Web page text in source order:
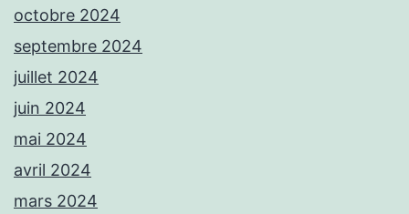
octobre 2024
septembre 2024
juillet 2024
juin 2024
mai 2024
avril 2024
mars 2024